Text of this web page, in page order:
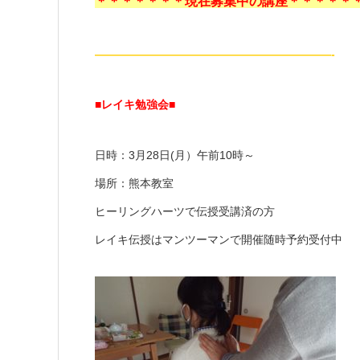
—————————————————————-
■レイキ勉強会■
日時：3月28日(月）午前10時～
場所：熊本教室
ヒーリングハーツで伝授受講済の方
レイキ伝授はマンツーマンで開催随時予約受付中